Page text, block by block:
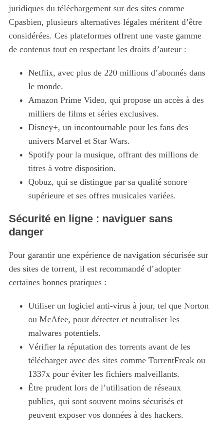
juridiques du téléchargement sur des sites comme
Cpasbien, plusieurs alternatives légales méritent d’être
considérées. Ces plateformes offrent une vaste gamme
de contenus tout en respectant les droits d’auteur :
Netflix, avec plus de 220 millions d’abonnés dans
le monde.
Amazon Prime Video, qui propose un accès à des
milliers de films et séries exclusives.
Disney+, un incontournable pour les fans des
univers Marvel et Star Wars.
Spotify pour la musique, offrant des millions de
titres à votre disposition.
Qobuz, qui se distingue par sa qualité sonore
supérieure et ses offres musicales variées.
Sécurité en ligne : naviguer sans
danger
Pour garantir une expérience de navigation sécurisée sur
des sites de torrent, il est recommandé d’adopter
certaines bonnes pratiques :
Utiliser un logiciel anti-virus à jour, tel que Norton
ou McAfee, pour détecter et neutraliser les
malwares potentiels.
Vérifier la réputation des torrents avant de les
télécharger avec des sites comme TorrentFreak ou
1337x pour éviter les fichiers malveillants.
Être prudent lors de l’utilisation de réseaux
publics, qui sont souvent moins sécurisés et
peuvent exposer vos données à des hackers.
S
e
r
c
r
: